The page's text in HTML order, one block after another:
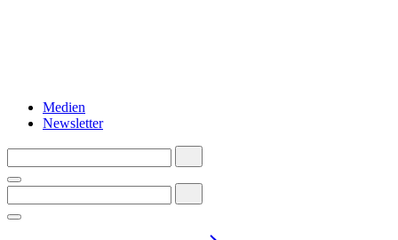
Medien
Newsletter